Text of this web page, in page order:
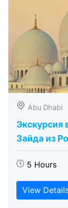
Abu Dhabi
Зайда из
5 Hours
View